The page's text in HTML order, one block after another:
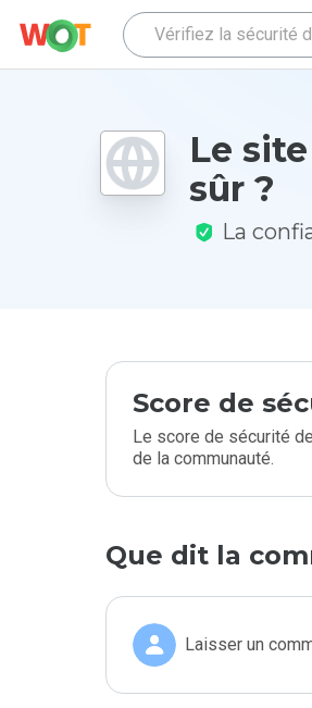
Le
sûr ?
La
Score de
Le score de sécurité
de la communauté.
Que dit la
Laisser un